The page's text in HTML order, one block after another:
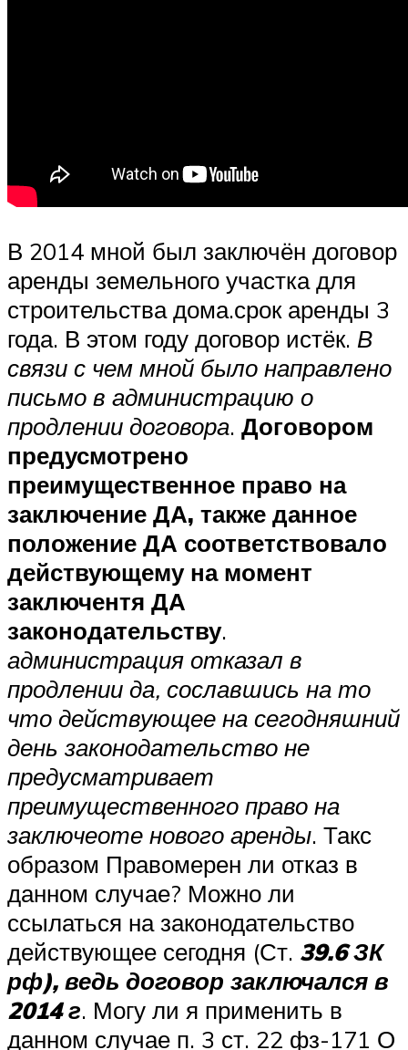
В 2014 мной был заключён договор
аренды земельного участка для
строительства дома.срок аренды 3
года. В этом году договор истёк. В
связи с чем мной было направлено
письмо в администрацию о
продлении договора. Договором
предусмотрено
преимущественное право на
заключение ДА, также данное
положение ДА соответствовало
действующему на момент
заключентя ДА
законодательству.
администрация отказал в
продлении да, сославшись на то
что действующее на сегодняшний
день законодательство не
предусматривает
преимущественного право на
заключеоте нового аренды. Такс
образом Правомерен ли отказ в
данном случае? Можно ли
ссылаться на законодательство
действующее сегодня (Ст. 39.6 ЗК
рф), ведь договор заключался в
2014 г. Могу ли я применить в
данном случае п. 3 ст. 22 фз-171 О